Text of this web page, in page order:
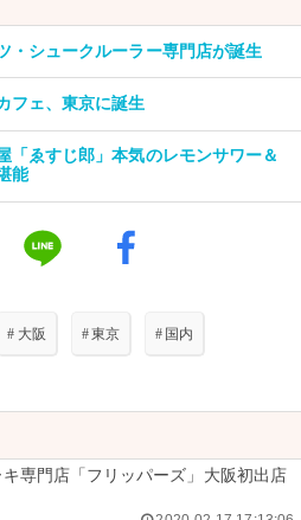
・シュークルーラー専門店が誕生
フェ、東京に誕生
「ゑすじ郎」本気のレモンサワー＆
能
# 大阪 #東京 # 国内
専門店「フリッパーズ」大阪初出店